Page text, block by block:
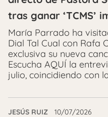
tras ganar ‘TCMS’
María Parrado ha
Dial Tal Cual con Rafa
exclusiva su nueva
Escucha AQUÍ la
julio, coincidiendo con
JESÚS RUIZ 10/07/2026